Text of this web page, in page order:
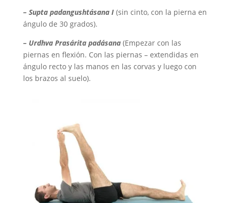
– Supta padangushtásana I (sin cinto, con la pierna en
ángulo de 30 grados).
– Urdhva Prasárita padásana (Empezar con las
piernas en flexión. Con las piernas – extendidas en
ángulo recto y las manos en las corvas y luego con
los brazos al suelo).